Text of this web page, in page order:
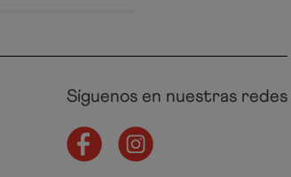
Síguenos en nuestras redes